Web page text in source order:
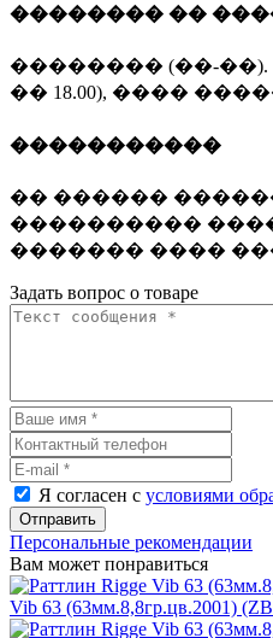
�������� ��
�������� (��-
�� 18.00), ����
�����������
�� ������
����������
������� ����
Задать вопрос о товаре
Я согласен с условиями
Отправить
Персональные рекомендации
Вам может понравиться
Vib 63 (63мм.8,8гр.цв.2001)